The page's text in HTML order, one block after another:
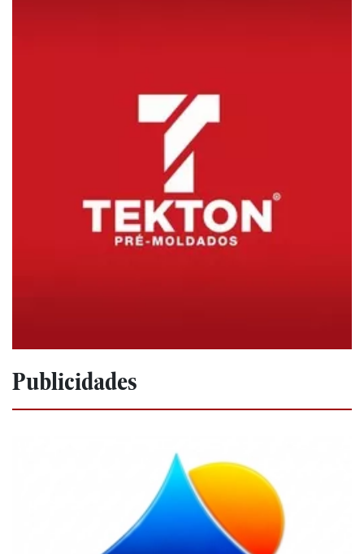
Publicidades